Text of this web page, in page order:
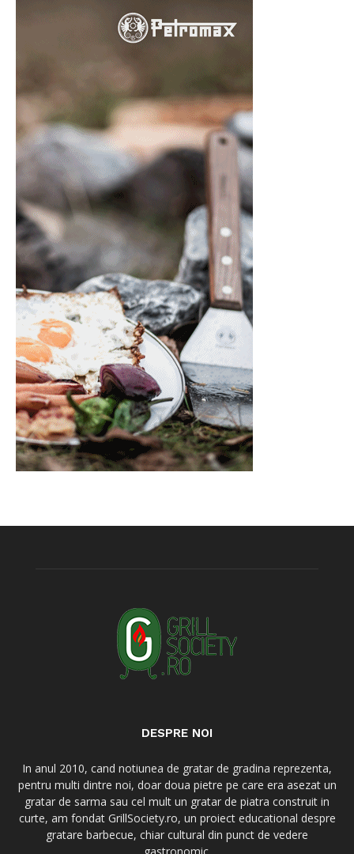
DESPRE NOI
In anul 2010, cand notiunea de gratar de gradina reprezenta,
pentru multi dintre noi, doar doua pietre pe care era asezat un
gratar de sarma sau cel mult un gratar de piatra construit in
curte, am fondat GrillSociety.ro, un proiect educational despre
gratare barbecue, chiar cultural din punct de vedere